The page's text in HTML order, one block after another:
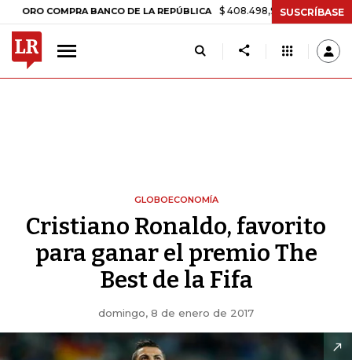
COMPRA BANCO DE LA REPÚBLICA $ 408.498,97 +$ 8.753,81 +2,19%
SUSCRÍBASE
GLOBOECONOMÍA
Cristiano Ronaldo, favorito
para ganar el premio The
Best de la Fifa
domingo, 8 de enero de 2017